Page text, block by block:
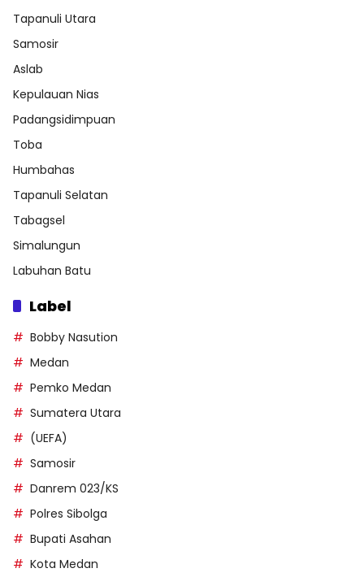
Tapanuli Utara
Samosir
Aslab
Kepulauan Nias
Padangsidimpuan
Toba
Humbahas
Tapanuli Selatan
Tabagsel
Simalungun
Labuhan Batu
Label
Bobby Nasution
Medan
Pemko Medan
Sumatera Utara
(UEFA)
Samosir
Danrem 023/KS
Polres Sibolga
Bupati Asahan
Kota Medan